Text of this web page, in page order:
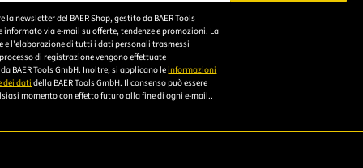
Sie eine gültige E-Mail-Adresse ein.
la newsletter del BAER Shop, gestito da BAER Tools
informato via e-mail su offerte, tendenze e promozioni. La
e l'elaborazione di tutti i dati personali trasmessi
di registrazione vengono effettuate
BAER Tools GmbH. Inoltre, si applicano le informazioni
dei dati della BAER Tools GmbH. Il consenso può essere
momento con effetto futuro alla fine di ogni e-mail..